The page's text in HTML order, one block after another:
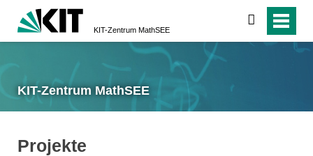
KIT-Zentrum MathSEE
suchen
KIT-Zentrum MathSEE
Projekte